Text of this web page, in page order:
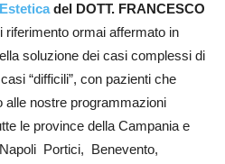
del DOTT. FRANCESCO
ormai affermato in
soluzione dei casi complessi di
“difficili”, con pazienti che
alle nostre programmazioni
le province della Campania e
Portici, Benevento,